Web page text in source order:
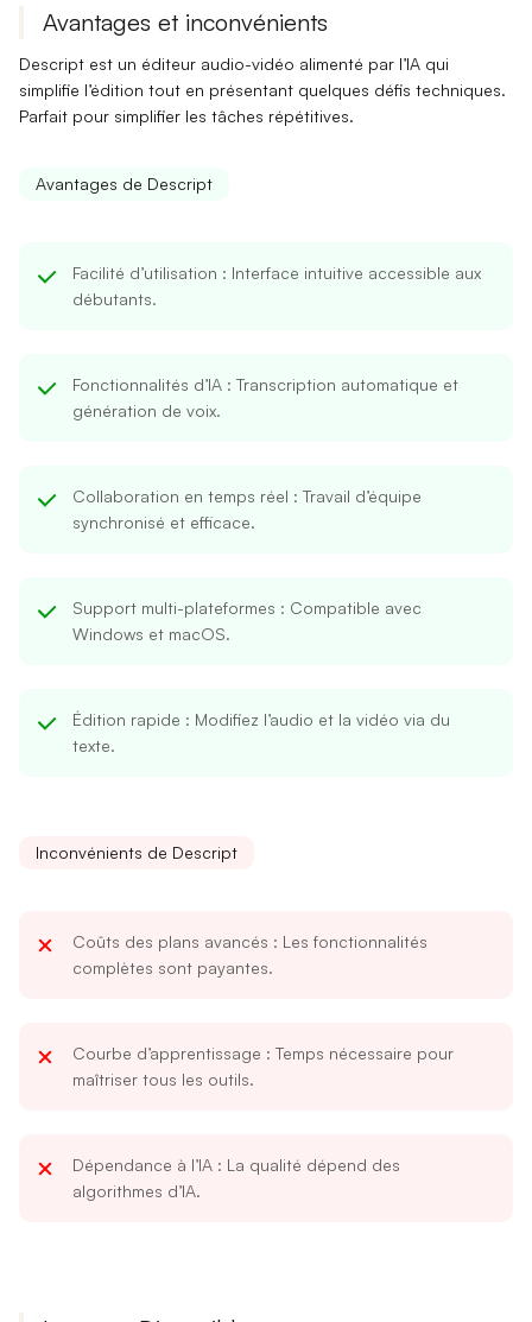
Avantages et inconvénients
Descript est un éditeur audio-vidéo alimenté par l’IA qui
simplifie l’édition tout en présentant quelques défis techniques.
Parfait pour simplifier les tâches répétitives.
Avantages de Descript
Facilité d’utilisation : Interface intuitive accessible aux
débutants.
Fonctionnalités d’IA : Transcription automatique et
génération de voix.
Collaboration en temps réel : Travail d’équipe
synchronisé et efficace.
Support multi-plateformes : Compatible avec
Windows et macOS.
Édition rapide : Modifiez l’audio et la vidéo via du
texte.
Inconvénients de Descript
Coûts des plans avancés : Les fonctionnalités
complètes sont payantes.
Courbe d’apprentissage : Temps nécessaire pour
maîtriser tous les outils.
Dépendance à l’IA : La qualité dépend des
algorithmes d’IA.